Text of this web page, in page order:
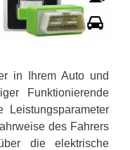
in Ihrem Auto und
Funktionierende
des Fahrers
die elektrische